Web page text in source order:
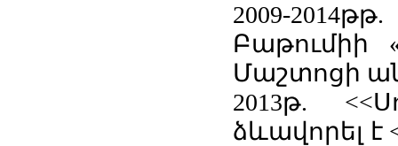
2009-
Բաթումիի
Մաշտոցի
2013թ.
ձևավորել է